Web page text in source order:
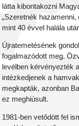
látta kibontakozni
„Szeretnék
mint 40 évvel halála
Újratemetésének
fogalmazódott meg.
levélben kérvényezték
intézkedjenek a
megkapták, azonban
ez meghiúsult.
1981-ben vetődött fel